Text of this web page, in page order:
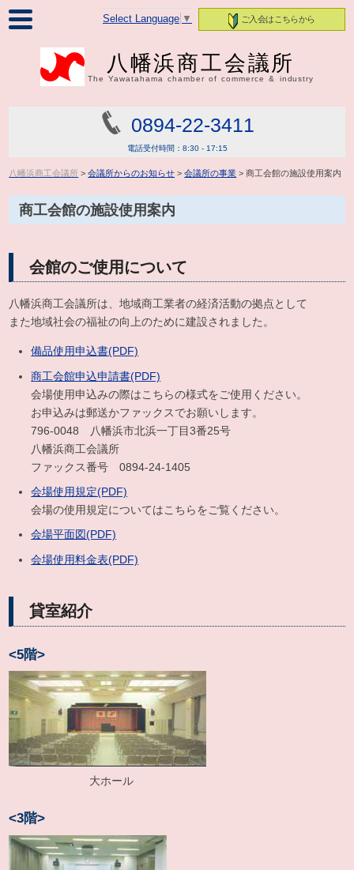
ご入会はこちらから
Select Language ▼
八幡浜商工会議所
The Yawatahama chamber of commerce & industry
0894-22-3411
電話受付時間：8:30 - 17:15
八幡浜商工会議所 >会議所からのお知らせ >会議所の事業 > 商工会館の施設使用案内
商工会館の施設使用案内
会館のご使用について
八幡浜商工会議所は、地域商工業者の経済活動の拠点として
また地域社会の福祉の向上のために建設されました。
備品使用申込書(PDF)
商工会館申込申請書(PDF)
会場使用申込みの際はこちらの様式をご使用ください。
お申込みは郵送かファックスでお願いします。
796-0048 八幡浜市北浜一丁目3番25号
八幡浜商工会議所
ファックス番号 0894-24-1405
会場使用規定(PDF)
会場の使用規定についてはこちらをご覧ください。
会場平面図(PDF)
会場使用料金表(PDF)
貸室紹介
<5階>
大ホール
<3階>